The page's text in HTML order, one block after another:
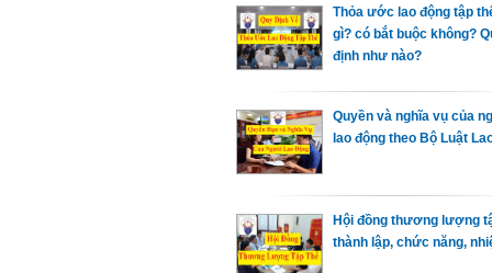
Thỏa ước lao động tập
gì? có bắt buộc không?
định như nào?
Quyền và nghĩa vụ của
lao động theo Bộ Luật
Hội đồng thương lượng
thành lập, chức năng,